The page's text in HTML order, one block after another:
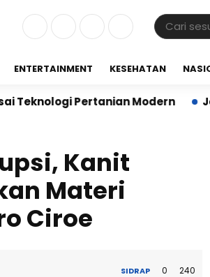
ENTERTAINMENT KESEHATAN
Pertanian Modern Jalin
Kanit
Materi
Ciroe
SIDRAP 0 240